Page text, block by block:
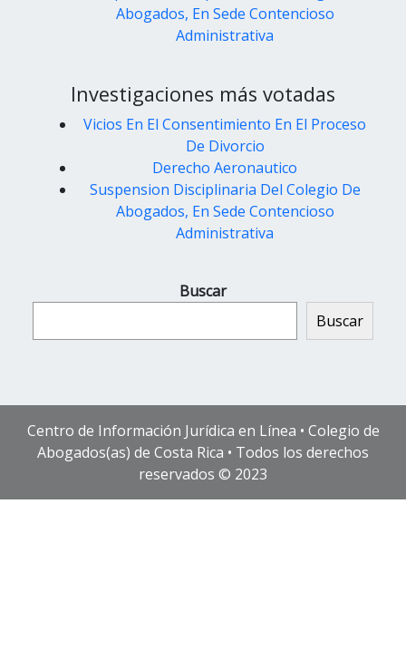
Abogados, En Sede Contencioso
Administrativa
Investigaciones más votadas
Vicios En El Consentimiento En El Proceso
De Divorcio
Derecho Aeronautico
Suspension Disciplinaria Del Colegio De
Abogados, En Sede Contencioso
Administrativa
Buscar
Buscar
Centro de Información Jurídica en Línea • Colegio de
Abogados(as) de Costa Rica • Todos los derechos
reservados © 2023